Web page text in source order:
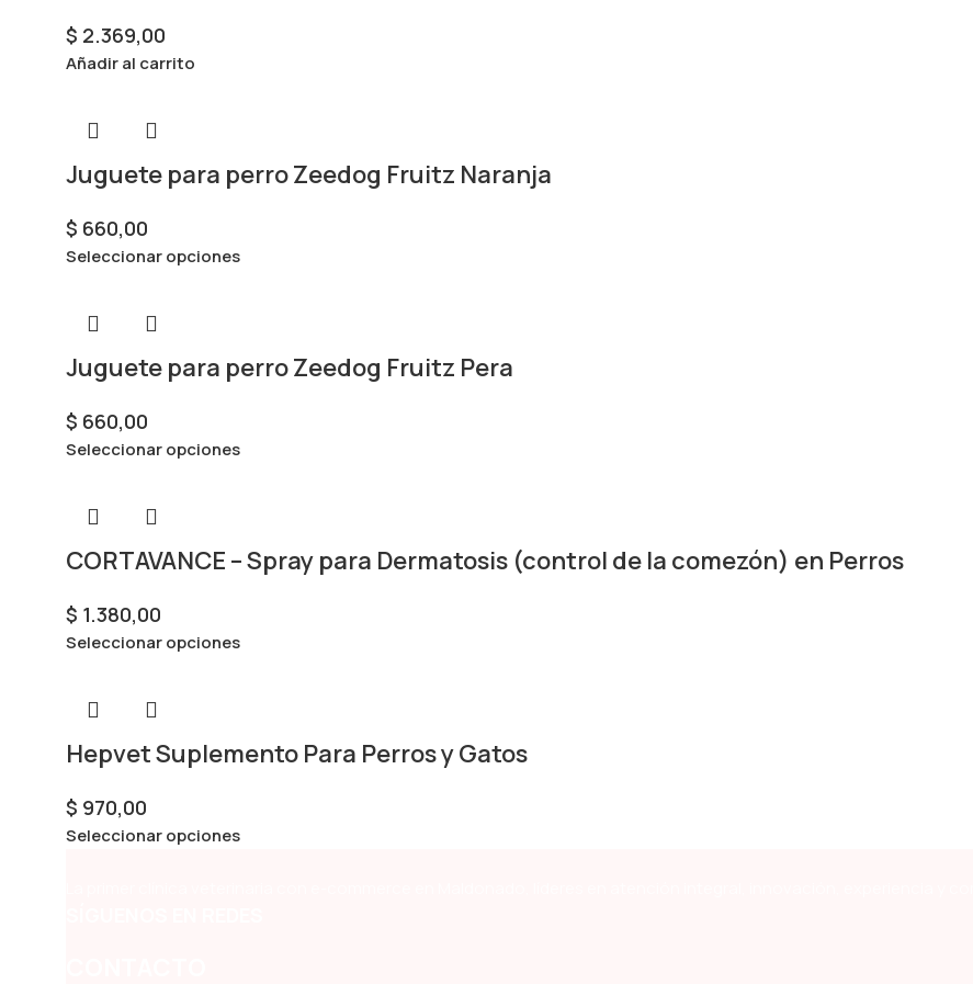
$ 2.369,00
Añadir al carrito
Juguete para perro Zeedog Fruitz Naranja
$ 660,00
Seleccionar opciones
Juguete para perro Zeedog Fruitz Pera
$ 660,00
Seleccionar opciones
CORTAVANCE – Spray para Dermatosis (control de la comezón) en Perros
$ 1.380,00
Seleccionar opciones
Hepvet Suplemento Para Perros y Gatos
$ 970,00
Seleccionar opciones